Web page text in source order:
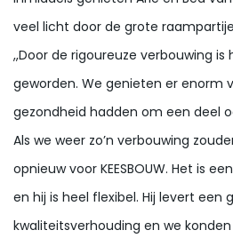
veel licht door de grote
,,Door de rigoureuze verbouwing
geworden. We genieten er enorm
gezondheid hadden om een deel
Als we weer zo’n verbouwing
opnieuw voor KEESBOUW. Het is
en hij is heel flexibel. Hij levert een
kwaliteitsverhouding en we